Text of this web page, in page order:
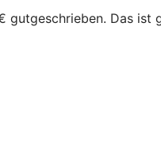
Das ist